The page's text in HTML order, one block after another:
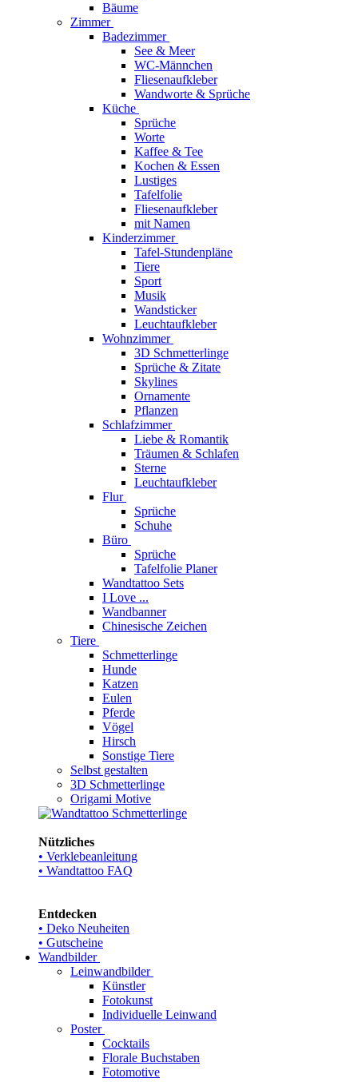
Bäume
Zimmer
Badezimmer
See & Meer
WC-Männchen
Fliesenaufkleber
Wandworte & Sprüche
Küche
Sprüche
Worte
Kaffee & Tee
Kochen & Essen
Lustiges
Tafelfolie
Fliesenaufkleber
mit Namen
Kinderzimmer
Tafel-Stundenpläne
Tiere
Sport
Musik
Wandsticker
Leuchtaufkleber
Wohnzimmer
3D Schmetterlinge
Sprüche & Zitate
Skylines
Ornamente
Pflanzen
Schlafzimmer
Liebe & Romantik
Träumen & Schlafen
Sterne
Leuchtaufkleber
Flur
Sprüche
Schuhe
Büro
Sprüche
Tafelfolie Planer
Wandtattoo Sets
I Love ...
Wandbanner
Chinesische Zeichen
Tiere
Schmetterlinge
Hunde
Katzen
Eulen
Pferde
Vögel
Hirsch
Sonstige Tiere
Selbst gestalten
3D Schmetterlinge
Origami Motive
Nützliches
• Verklebeanleitung
• Wandtattoo FAQ
Entdecken
• Deko Neuheiten
• Gutscheine
Wandbilder
Leinwandbilder
Künstler
Fotokunst
Individuelle Leinwand
Poster
Cocktails
Florale Buchstaben
Fotomotive